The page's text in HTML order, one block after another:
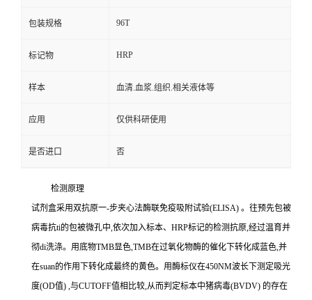
包装规格 96T
标记物 HRP
样本 血清.血浆.组织.相关液体等
应用 仅供科研使用
是否进口 否
检测原理
试剂盒采用双抗原一-步夹心法酶联免疫吸附试验(ELISA) 。往预先包被
病毒抗ti的包被微孔中,依次加入标本、 HRP标记的检测抗原,经过温育并
彻di洗涤。用底物TMB显色,TMB在过氧化物酶的催化下转化成蓝色,并
在suan的作用下转化成最终的黄色。用酶标仪在450NM波长下测定吸光
度(OD值) ,与CUTOFF值相比较,从而判定标本中猪病毒(BVDV) 的存在